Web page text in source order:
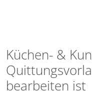
Küchen- &
bearbeiten ist